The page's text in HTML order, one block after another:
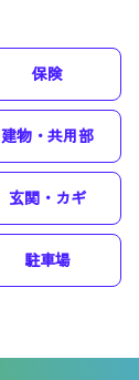
保険
建物・共用部
玄関・カギ
駐車場